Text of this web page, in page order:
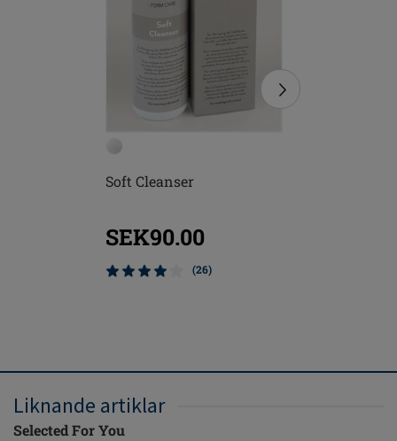
Soft Cleanser
SEK90.00
(26)
Liknande artiklar
Selected For You